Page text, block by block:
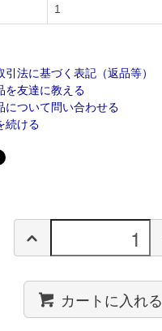
1
引法に基づく表記（返品等）
を友達に教える
について問い合わせる
続ける
カートに入れる